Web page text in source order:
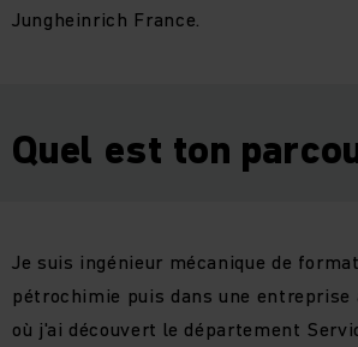
Jungheinrich France.
Quel est ton
Je suis ingénieur mécanique de
pétrochimie puis dans une
où j'ai découvert le département